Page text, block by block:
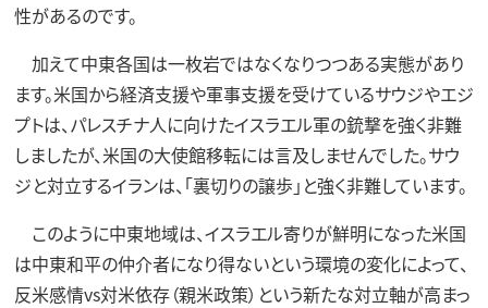
性があるのです。
加えて中東各国は一枚岩ではなくなりつつある実態があり
ます。米国から経済支援や軍事支援を受けているサウジやエジ
プトは、パレスチナ人に向けたイスラエル軍の銃撃を強く非難
しましたが、米国の大使館移転には言及しませんでした。サウ
ジと対立するイランは、「裏切りの譲歩」と強く非難しています。
このように中東地域は、イスラエル寄りが鮮明になった米国
は中東和平の仲介者になり得ないという環境の変化によって、
反米感情vs対米依存（親米政策）という新たな対立軸が高まっ